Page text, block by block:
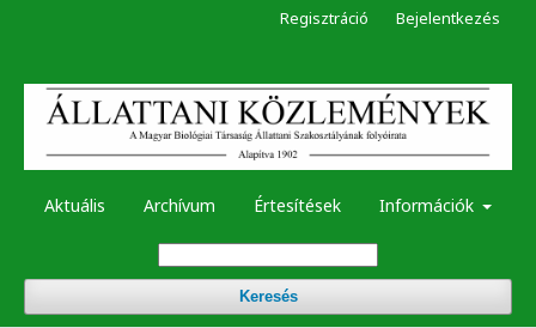
Aktuális Archívum Értesítések Információk
Keresés
Regisztráció Bejelentkezés